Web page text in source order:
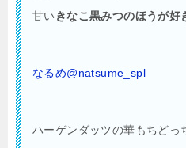
甘い きなこ黒みつのほうが好
なるめ@natsume_spl
ハーゲンダッツの華もちどっ